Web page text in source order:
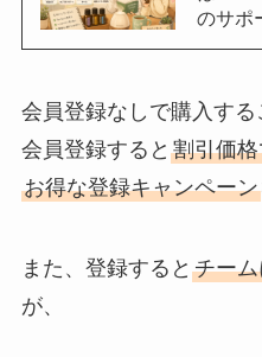
のサポ
会員登録なしで購入する
会員登録すると 割引価
お得な登録キャンペーン
また、登録すると チー
が、